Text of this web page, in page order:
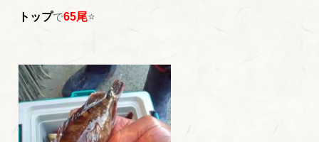
トップで65尾⭐